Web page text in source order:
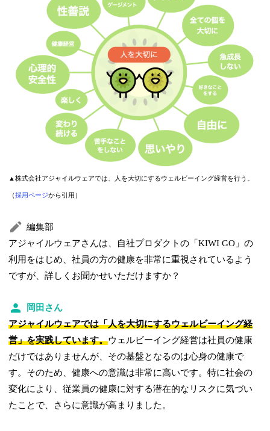
▲株式会社アジャイルウェアでは、人を大切にするウェルビーイング経営を行う。
（採用ページから引用）
編集部
アジャイルウェアさんは、自社プロダクトの「KIWI GO」の
利用をはじめ、社員の方の健康を非常に重視されているよう
ですが、詳しくお聞かせいただけますか？
岡田さん
アジャイルウェアでは「人を大切にするウェルビーイング経
営」を実践しています。ウェルビーイング経営は社員の健康
だけではありませんが、その基盤となるのは心身の健康で
す。そのため、健康への意識は非常に高いです。特に社会の
変化により、従業員の健康に対する潜在的なリスクに気づい
たことで、さらに意識が高まりました。